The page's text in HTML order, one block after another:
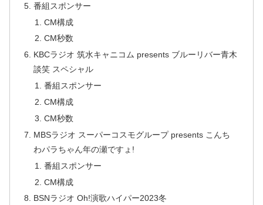
番組スポンサー
CM構成
CM秒数
KBCラジオ 筑水キャニコム presents ブルーリバー青木
談笑 スペシャル
番組スポンサー
CM構成
CM秒数
MBSラジオ スーパーコスモグループ presents こんち
わパラちゃん年の瀬ですょ!
番組スポンサー
CM構成
BSNラジオ Oh!演歌ハイパー2023冬